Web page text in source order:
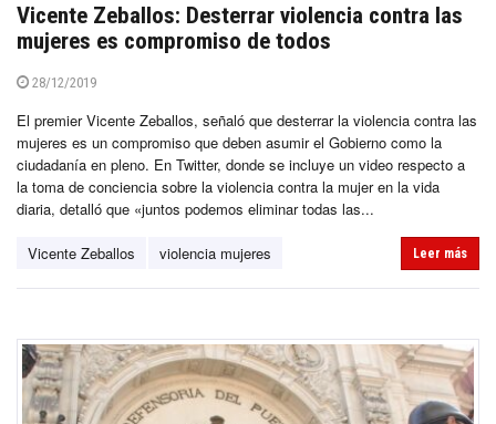
Vicente Zeballos: Desterrar violencia contra las
mujeres es compromiso de todos
28/12/2019
El premier Vicente Zeballos, señaló que desterrar la violencia contra las
mujeres es un compromiso que deben asumir el Gobierno como la
ciudadanía en pleno. En Twitter, donde se incluye un video respecto a
la toma de conciencia sobre la violencia contra la mujer en la vida
diaria, detalló que «juntos podemos eliminar todas las...
Vicente Zeballos violencia mujeres Leer más